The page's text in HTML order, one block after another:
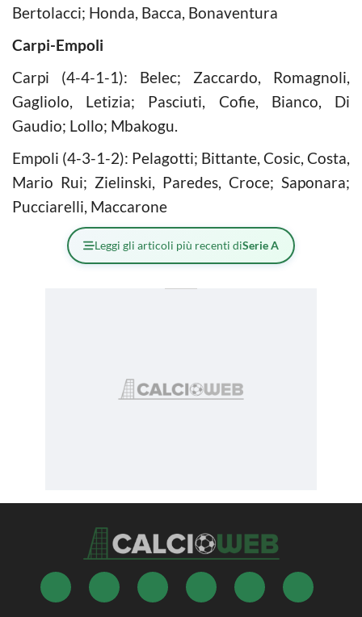
Bertolacci; Honda, Bacca, Bonaventura
Carpi-Empoli
Carpi (4-4-1-1): Belec; Zaccardo, Romagnoli,
Gagliolo, Letizia; Pasciuti, Cofie, Bianco, Di
Gaudio; Lollo; Mbakogu.
Empoli (4-3-1-2): Pelagotti; Bittante, Cosic, Costa,
Mario Rui; Zielinski, Paredes, Croce; Saponara;
Pucciarelli, Maccarone
Leggi gli articoli più recenti diSerie A